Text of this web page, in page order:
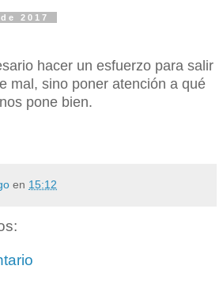
2017
hacer un esfuerzo para salir
mal, sino poner atención a qué
nos pone bien.
en 15:12